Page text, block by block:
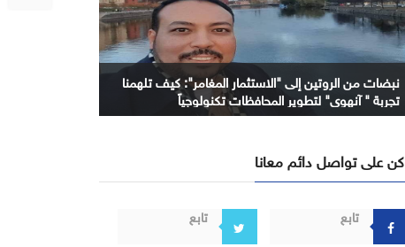
نبضات من الروتين إلى "الاستثمار المغامر": كيف تلهمنا
تجربة " آنهوي" لتطوير المحافظات تكنولوجياً
كن على تواصل دائم معانا
تابع
تابع